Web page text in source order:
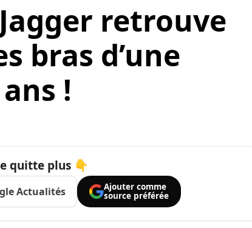
retrouve
bras d’une
!
quitte plus 👇
Actualités
Ajouter comme
source préférée